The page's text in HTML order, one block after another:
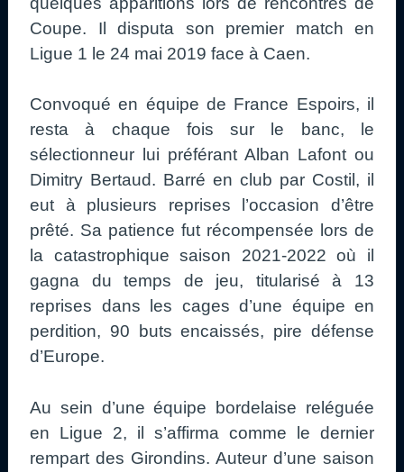
Coupe. Il disputa son premier match en
Ligue 1 le 24 mai 2019 face à Caen.
Convoqué en équipe de France Espoirs, il
resta à chaque fois sur le banc, le
sélectionneur lui préférant Alban Lafont ou
Dimitry Bertaud. Barré en club par Costil, il
eut à plusieurs reprises l’occasion d’être
prêté. Sa patience fut récompensée lors de
la catastrophique saison 2021-2022 où il
gagna du temps de jeu, titularisé à 13
reprises dans les cages d’une équipe en
perdition, 90 buts encaissés, pire défense
d’Europe.
Au sein d’une équipe bordelaise reléguée
en Ligue 2, il s’affirma comme le dernier
rempart des Girondins. Auteur d’une saison